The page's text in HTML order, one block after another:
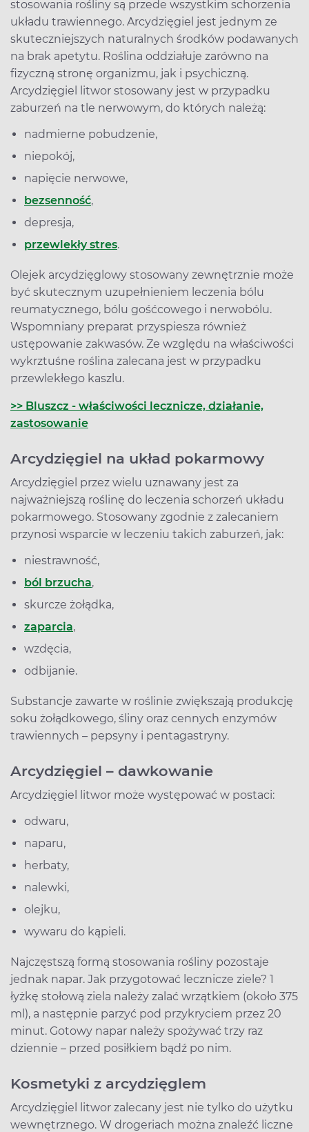
stosowania rośliny są przede wszystkim schorzenia
układu trawiennego. Arcydzięgiel jest jednym ze
skuteczniejszych naturalnych środków podawanych
na brak apetytu. Roślina oddziałuje zarówno na
fizyczną stronę organizmu, jak i psychiczną.
Arcydzięgiel litwor stosowany jest w przypadku
zaburzeń na tle nerwowym, do których należą:
nadmierne pobudzenie,
niepokój,
napięcie nerwowe,
bezsenność,
depresja,
przewlekły stres.
Olejek arcydzięglowy stosowany zewnętrznie może
być skutecznym uzupełnieniem leczenia bólu
reumatycznego, bólu gośćcowego i nerwobólu.
Wspomniany preparat przyspiesza również
ustępowanie zakwasów. Ze względu na właściwości
wykrztuśne roślina zalecana jest w przypadku
przewlekłego kaszlu.
>> Bluszcz - właściwości lecznicze, działanie,
zastosowanie
Arcydzięgiel na układ pokarmowy
Arcydzięgiel przez wielu uznawany jest za
najważniejszą roślinę do leczenia schorzeń układu
pokarmowego. Stosowany zgodnie z zalecaniem
przynosi wsparcie w leczeniu takich zaburzeń, jak:
niestrawność,
ból brzucha,
skurcze żołądka,
zaparcia,
wzdęcia,
odbijanie.
Substancje zawarte w roślinie zwiększają produkcję
soku żołądkowego, śliny oraz cennych enzymów
trawiennych – pepsyny i pentagastryny.
Arcydzięgiel – dawkowanie
Arcydzięgiel litwor może występować w postaci:
odwaru,
naparu,
herbaty,
nalewki,
olejku,
wywaru do kąpieli.
Najczęstszą formą stosowania rośliny pozostaje
jednak napar. Jak przygotować lecznicze ziele? 1
łyżkę stołową ziela należy zalać wrzątkiem (około 375
ml), a następnie parzyć pod przykryciem przez 20
minut. Gotowy napar należy spożywać trzy raz
dziennie – przed posiłkiem bądź po nim.
Kosmetyki z arcydzięglem
Arcydzięgiel litwor zalecany jest nie tylko do użytku
wewnętrznego. W drogeriach można znaleźć liczne